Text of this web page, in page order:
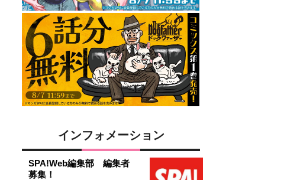
インフォメーション
SPA!Web編集部 編集者
募集！